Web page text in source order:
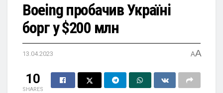
Boeing пробачив Україні
борг у $200 млн
13.04.2023 AA
10
SHARES